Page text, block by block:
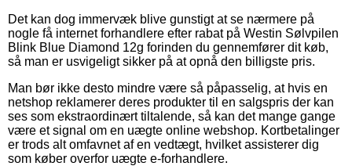
Det kan dog immervæk blive gunstigt at se nærmere på
nogle få internet forhandlere efter rabat på Westin Sølvpilen
Blink Blue Diamond 12g forinden du gennemfører dit køb,
så man er usvigeligt sikker på at opnå den billigste pris.
Man bør ikke desto mindre være så påpasselig, at hvis en
netshop reklamerer deres produkter til en salgspris der kan
ses som ekstraordinært tiltalende, så kan det mange gange
være et signal om en uægte online webshop. Kortbetalinger
er trods alt omfavnet af en vedtægt, hvilket assisterer dig
som køber overfor uægte e-forhandlere.